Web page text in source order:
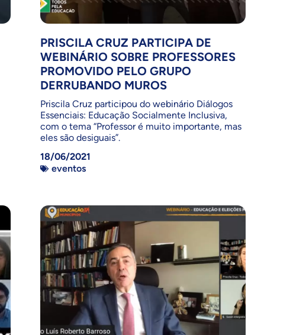
PRISCILA CRUZ PARTICIPA DE
WEBINÁRIO SOBRE PROFESSORES
PROMOVIDO PELO GRUPO
DERRUBANDO MUROS
Priscila Cruz participou do webinário Diálogos
Essenciais: Educação Socialmente Inclusiva,
com o tema “Professor é muito importante, mas
eles são desiguais”.
18/06/2021
eventos